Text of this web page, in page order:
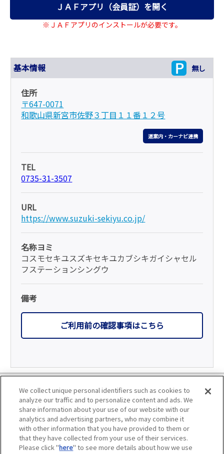
ＪＡＦアプリ（会員証）を開く
※ＪＡＦアプリのインストールが必要です。
基本情報 無し
住所
〒647-0071
和歌山県新宮市佐野３丁目１１番１２号
道案内・カーナビ連携
TEL
0735-31-3507
URL
https://www.suzuki-sekiyu.co.jp/
名称ヨミ
コスモセキユスズキセキユカブシキガイシャセル
フステーションシングウ
備考
ご利用前の確認事項はこちら
個人情報の取り扱いについて
会員優待サービスの提携をご検討の方へ
We collect unique personal identifiers such as cookies to
analyze our traffic and to personalize content and ads. We
share information about your use of our website with our
analytics and advertising partners, who may combine it
with other information that you have provided to them or
that they have collected from your use of their services.
Please click "here" to see more details about how we use